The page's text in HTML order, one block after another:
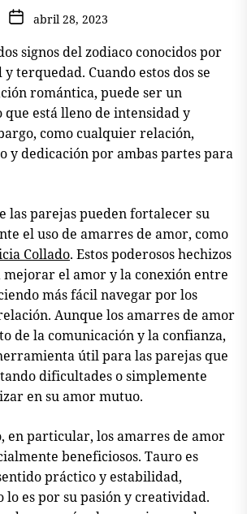
abril 28, 2023
signos del zodiaco conocidos por
terquedad. Cuando estos dos se
romántica, puede ser un
está lleno de intensidad y
como cualquier relación,
y dedicación por ambas partes para
las parejas pueden fortalecer su
el uso de amarres de amor, como
Collado. Estos poderosos hechizos
el amor y la conexión entre
más fácil navegar por los
Aunque los amarres de amor
de la comunicación y la confianza,
útil para las parejas que
dificultades o simplemente
en su amor mutuo.
en particular, los amarres de amor
beneficiosos. Tauro es
práctico y estabilidad,
lo es por su pasión y creatividad.